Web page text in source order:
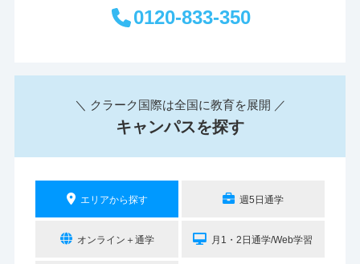
0120-833-350
＼ クラーク国際は全国に教育を展開 ／
キャンパスを探す
エリアから探す 週5日通学
オンライン＋通学 月1・2日通学/Web学習